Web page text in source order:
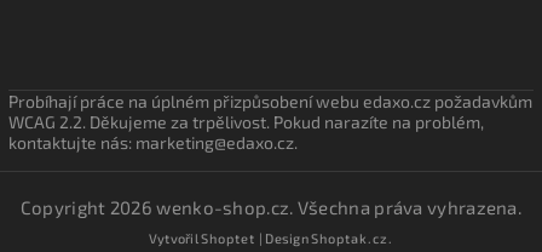
Probíhají práce na úplném přizpůsobení webu edaxo.cz požadavkům
WCAG 2.2. Děkujeme za trpělivost. Pokud narazíte na problém,
kontaktujte nás: marketing@edaxo.cz.
Copyright 2026wenko-shop.cz. Všechna práva vyhrazena.
VytvořilShoptet | DesignShoptak.cz.